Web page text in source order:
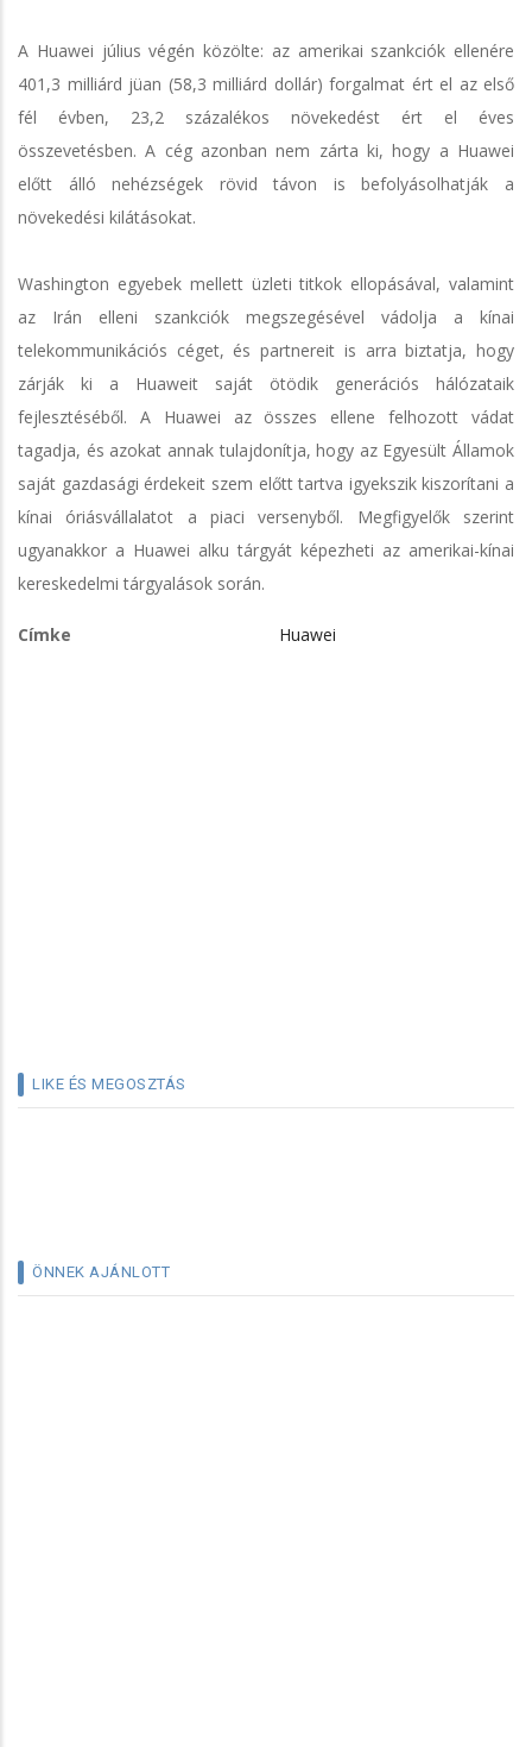
A Huawei július végén közölte: az amerikai szankciók ellenére
401,3 milliárd jüan (58,3 milliárd dollár) forgalmat ért el az első
fél évben, 23,2 százalékos növekedést ért el éves
összevetésben. A cég azonban nem zárta ki, hogy a Huawei
előtt álló nehézségek rövid távon is befolyásolhatják a
növekedési kilátásokat.
Washington egyebek mellett üzleti titkok ellopásával, valamint
az Irán elleni szankciók megszegésével vádolja a kínai
telekommunikációs céget, és partnereit is arra biztatja, hogy
zárják ki a Huaweit saját ötödik generációs hálózataik
fejlesztéséből. A Huawei az összes ellene felhozott vádat
tagadja, és azokat annak tulajdonítja, hogy az Egyesült Államok
saját gazdasági érdekeit szem előtt tartva igyekszik kiszorítani a
kínai óriásvállalatot a piaci versenyből. Megfigyelők szerint
ugyanakkor a Huawei alku tárgyát képezheti az amerikai-kínai
kereskedelmi tárgyalások során.
Címke Huawei
LIKE ÉS MEGOSZTÁS
ÖNNEK AJÁNLOTT